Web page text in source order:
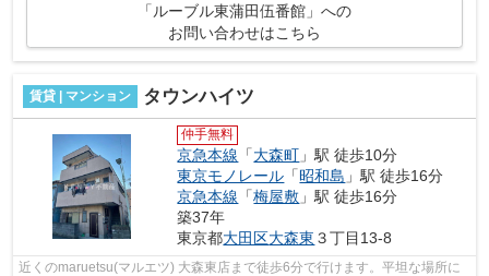
「ルーブル東蒲田伍番館」への
お問い合わせはこちら
賃貸 | マンション タウンハイツ
仲手無料
京急本線 「大森町 」駅 徒歩10分
東京モノレール 「昭和島 」駅 徒歩16分
京急本線 「梅屋敷 」駅 徒歩16分
築37年
東京都大田区大森東 ３丁目13-8
近くのmaruetsu(マルエツ) 大森東店まで徒歩6分で行けます。平坦な場所に